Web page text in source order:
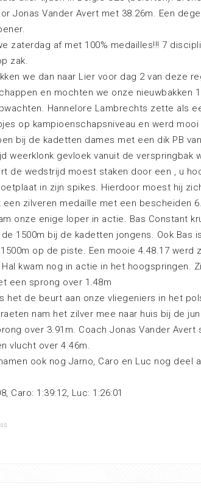
Jonas Vander Avert met 38.26m. Een
zaterdag af met 100% medailles!!! 7
zak.
we dan naar Lier voor dag 2 van deze
en mochten we onze nieuwbakken
Hannelore Lambrechts zette als
op kampioenschapsniveau en werd mooi
bij de kadetten dames met een dik PB
weerklonk gevloek vanuit de verspringbak
de wedstrijd moest staken door een , u
in zijn spikes. Hierdoor moest hij
een zilveren medaille met een bescheiden
onze enige loper in actie. Bas Constant
1500m bij de kadetten jongens. Ook Bas
op de piste. Een mooie 4.48.17 werd
Hal kwam nog in actie in het hoogspringen.
een sprong over 1.48m
het de beurt aan onze vliegeniers in het
nam het zilver mee naar huis bij de
over 3.91m. Coach Jonas Vander Avert
vlucht over 4.46m.
ook nog Jarno, Caro en Luc nog deel
Caro: 1:39:12, Luc: 1:26:01